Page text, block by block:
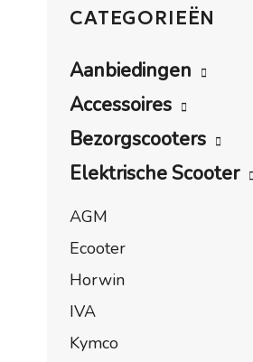
CATEGORIEËN
Aanbiedingen
Accessoires
Bezorgscooters
Elektrische Scooter
AGM
Ecooter
Horwin
IVA
Kymco